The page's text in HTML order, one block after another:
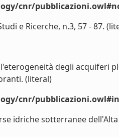
cnr/
e Ricerche, n.3, 57 - 87.
degli acquiferi
(literal)
cnr/
idriche sotterranee